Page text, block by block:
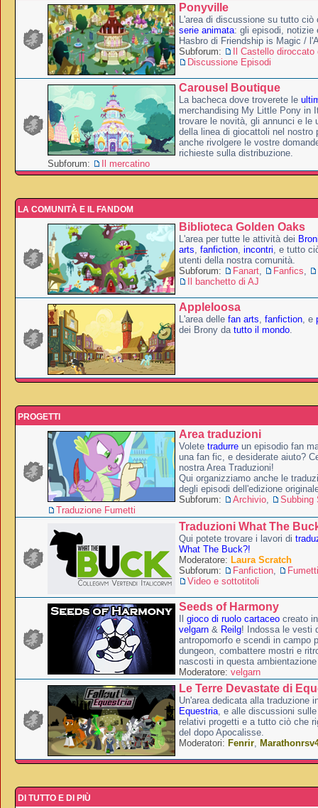
Ponyville
L'area di discussione su tutto ciò
serie animata: gli episodi, notizie
Hasbro di Friendship is Magic /
Subforum:
Il Castello
Discussione Episodi
Carousel Boutique
La bacheca dove troverete le
merchandising My Little Pony in
trovare le novità, gli annunci e le
della linea di giocattoli nel nostro
anche rivolgere le vostre
richieste sulla distribuzione.
Subforum:
Il mercatino
LA COMUNITÀ E IL FANDOM
Biblioteca Golden Oaks
L'area per tutte le attività dei
arts, fanfiction, incontri, e tutto
utenti della nostra comunità.
Subforum:
Fanart, Fanfics,
Il banchetto di AJ
Appleloosa
L'area delle fan arts, fanfiction, e
dei Brony da tutto il mondo.
PROGETTI
Area traduzioni
Volete tradurre un episodio fan
una fan fic, e desiderate aiuto?
nostra Area Traduzioni!
Qui organizziamo anche le
degli episodi dell'edizione
Subforum:
Archivio,
Subbing
Traduzione Fumetti
Traduzioni What The
Qui potete trovare i lavori di
What The Buck?!
Moderatore: Laura Scratch
Subforum:
Fanfiction,
Fumetti
Video e sottotitoli
Seeds of Harmony
gioco di ruolo cartaceo creato
velgarn & Reilg! Indossa le vesti
antropomorfo e scendi in campo
dungeon, combattere mostri e
nascosti in questa
Moderatore: velgarn
Le Terre Devastate di
Un'area dedicata alla traduzione
Equestria, e alle discussioni
relativi progetti e a tutto ciò che
del dopo Apocalisse.
Moderatori: Fenrir,
DI TUTTO E DI PIÙ